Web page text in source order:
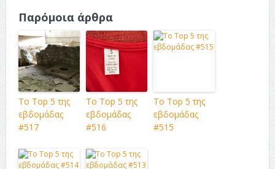
Παρόμοια άρθρα
Το Top 5 της
εβδομάδας
#517
Το Top 5 της
εβδομάδας
#516
Το Top 5 της
εβδομάδας
#515